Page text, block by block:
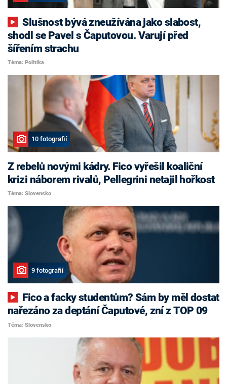
Slušnost bývá zneužívána jako slabost,
shodl se Pavel s Čaputovou. Varují před
šířením strachu
Téma: Politika
10 fotografií
Z rebelů novými kádry. Fico vyřešil koaliční
krizi náborem rivalů, Pellegrini netajil hořkost
Téma: Slovensko
9 fotografií
nařezáno za deptání Čaputové, zní z TOP 09
Téma: Slovensko